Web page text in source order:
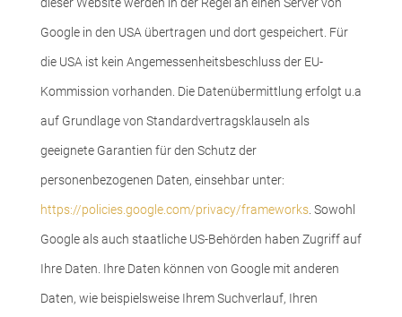
Google in den USA übertragen und dort gespeichert. Für
die USA ist kein Angemessenheitsbeschluss der EU-
Kommission vorhanden. Die Datenübermittlung erfolgt u.a
auf Grundlage von Standardvertragsklauseln als
geeignete Garantien für den Schutz der
personenbezogenen Daten, einsehbar unter:
https://policies.google.com/privacy/frameworks. Sowohl
Google als auch staatliche US-Behörden haben Zugriff auf
Ihre Daten. Ihre Daten können von Google mit anderen
Daten, wie beispielsweise Ihrem Suchverlauf, Ihren